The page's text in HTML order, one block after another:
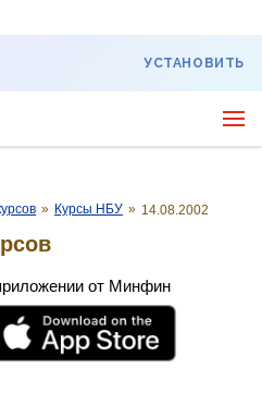
УСТАНОВИТЬ
» Курсы НБУ » 14.08.2002
от Минфин